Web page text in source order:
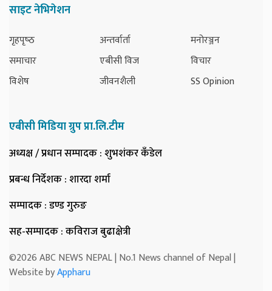
साइट नेभिगेशन
गृहपृष्‍ठ
समाचार
विशेष
अन्तर्वार्ता
एबीसी विज
जीवनशैली
मनोरञ्जन
विचार
SS Opinion
एबीसी मिडिया ग्रुप प्रा.लि.टीम
अध्यक्ष / प्रधान सम्पादक: शुभशंकर कँडेल
प्रबन्ध निर्देशक: शारदा शर्मा
सम्पादक: डण्ड गुरुङ
सह-सम्पादक: कविराज बुढाक्षेत्री
©2026 ABC NEWS NEPAL | No.1 News channel of Nepal |
Website byAppharu